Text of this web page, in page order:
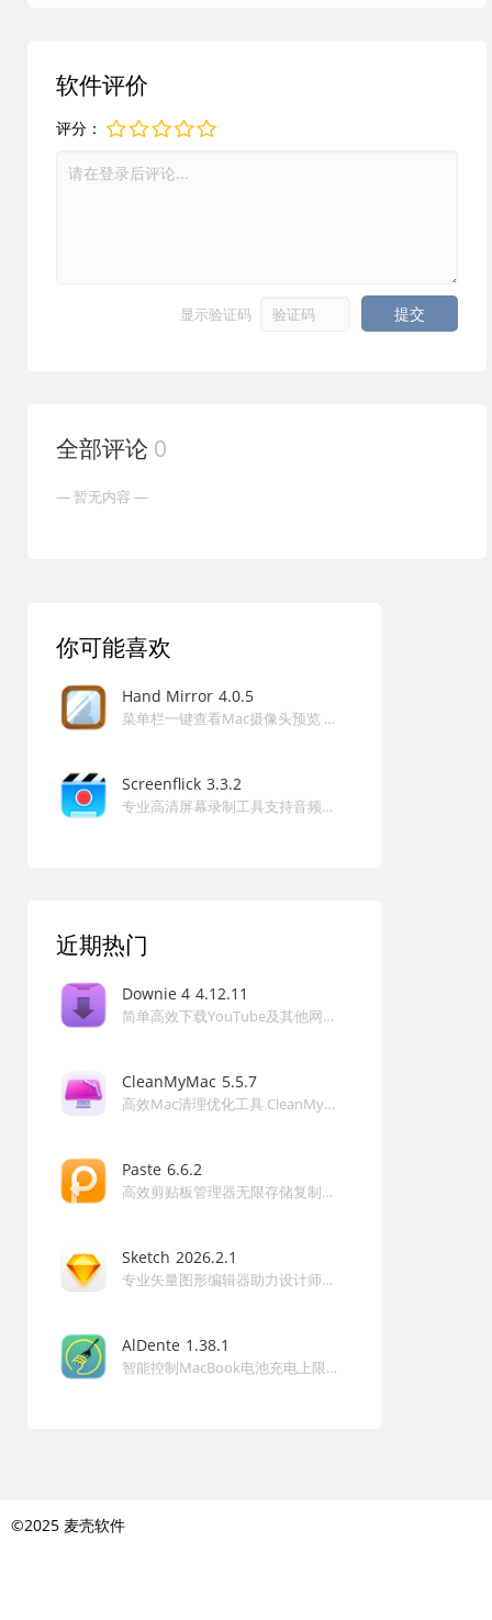
主要功能
1. 高级视频调整：实时调节曝光、色彩对比度、白平衡、焦
距和低光补偿，让画面在各种光线环境下都清晰自然。
3. 场景编辑与多机位：创建自定义场景，添加视频文件层、
多摄像头叠加、屏幕共享和背景特效，实现专业级画面布
能。
5. 录制与导出：高品质本地录制，支持多种分辨率和格式，
—— 张先生（★★★★★）
“场景编辑功能强大，多机位切换很方便，适合做在线课程
录制。”
“更新后直播稳定性更好，Kick 支持很实用，推荐给所有内
容创作者。”
“解决了传统摄像头画质差的问题，现在视频会议专业多
了。”
—— 陈经理（★★★★☆）
问：Camo Studio for Mac 支持哪些设备？
答：支持 iPhone、Android 手机、USB 摄像头以及 Mac
问：如何进行直播设置？
时使用流面板监控聊天信息。
问：免费版和付费版有什么区别？
位和无限制直播等完整功能。
问：是否支持多显示器屏幕共享？
- 将直播和多机位功能开放给所有用户，无需额外插件
- 新增流面板，可实时查看聊天和直播信息
- 改进无线设备图像稳定性，并优化整体内存使用
- 修复音频引擎崩溃、Twitch 直播状态检测等问题，提升稳
软件评价
评分：
显示验证码 提交
全部评论 0
你可能喜欢
Hand Mirror 4.0.5
菜单栏一键查看Mac摄像头预览 Hand Mirror for Mac
Screenflick 3.3.2
专业高清屏幕录制工具支持音频摄像头 Screenflick for Mac
近期热门
Downie 4 4.12.11
简单高效下载YouTube及其他网站高清视频的利器 Downie 4 for Mac
CleanMyMac 5.5.7
高效Mac清理优化工具 CleanMyMac 5 for Mac
Paste 6.6.2
高效剪贴板管理器无限存储复制历史智能搜索提升生产力的强大工具 Paste for Mac
Sketch 2026.2.1
专业矢量图形编辑器助力设计师高效创建UI原型和界面 Sketch for Mac
AlDente 1.38.1
智能控制MacBook电池充电上限延长寿命的电池优化工具 AlDente for Mac
©2025 麦壳软件